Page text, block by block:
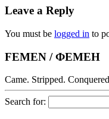
Leave a Reply
You must be logged in to
FEMEN / ФЕМЕН
Came. Stripped.
Search for: